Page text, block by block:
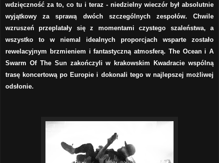
wdzięczność za to, co tu i teraz - niedzielny wieczór był absolutnie
wyjątkowy za sprawą dwóch szczególnych zespołów. Chwile
wzruszeń przeplatały się z momentami czystego szaleństwa, a
wszystko to w niemal idealnych proporcjach wsparte zostało
rewelacyjnym brzmieniem i fantastyczną atmosferą. The Ocean i A
Swarm Of The Sun zakończyli w krakowskim Kwadracie wspólną
trasę koncertową po Europie i dokonali tego w najlepszej możliwej
odsłonie.